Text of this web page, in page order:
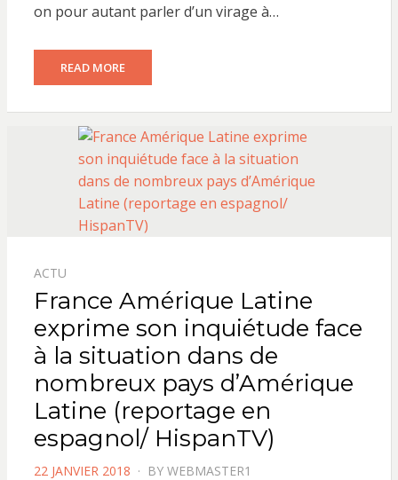
on pour autant parler d’un virage à…
READ MORE
ACTU
France Amérique Latine
exprime son inquiétude face
à la situation dans de
nombreux pays d’Amérique
Latine (reportage en
espagnol/ HispanTV)
POSTED
22 JANVIER 2018 BY WEBMASTER1